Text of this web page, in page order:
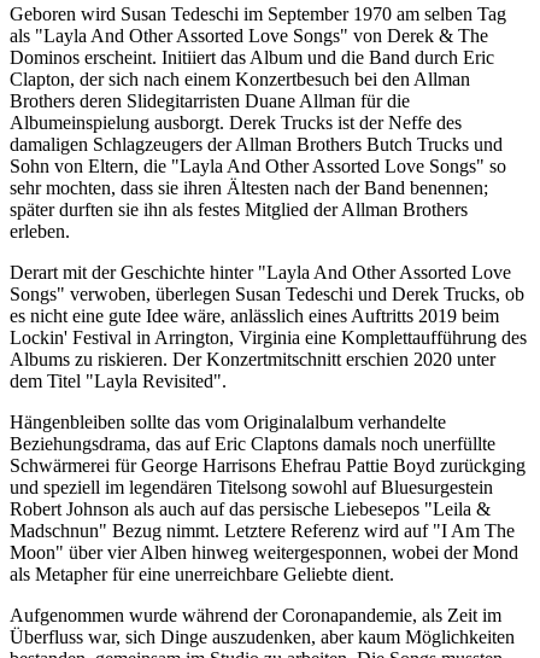
Geboren wird Susan Tedeschi im September 1970 am selben Tag
als "Layla And Other Assorted Love Songs" von Derek & The
Dominos erscheint. Initiiert das Album und die Band durch Eric
Clapton, der sich nach einem Konzertbesuch bei den Allman
Brothers deren Slidegitarristen Duane Allman für die
Albumeinspielung ausborgt. Derek Trucks ist der Neffe des
damaligen Schlagzeugers der Allman Brothers Butch Trucks und
Sohn von Eltern, die "Layla And Other Assorted Love Songs" so
sehr mochten, dass sie ihren Ältesten nach der Band benennen;
später durften sie ihn als festes Mitglied der Allman Brothers
erleben.
Derart mit der Geschichte hinter "Layla And Other Assorted Love
Songs" verwoben, überlegen Susan Tedeschi und Derek Trucks, ob
es nicht eine gute Idee wäre, anlässlich eines Auftritts 2019 beim
Lockin' Festival in Arrington, Virginia eine Komplettaufführung des
Albums zu riskieren. Der Konzertmitschnitt erschien 2020 unter
dem Titel "Layla Revisited".
Hängenbleiben sollte das vom Originalalbum verhandelte
Beziehungsdrama, das auf Eric Claptons damals noch unerfüllte
Schwärmerei für George Harrisons Ehefrau Pattie Boyd zurückging
und speziell im legendären Titelsong sowohl auf Bluesurgestein
Robert Johnson als auch auf das persische Liebesepos "Leila &
Madschnun" Bezug nimmt. Letztere Referenz wird auf "I Am The
Moon" über vier Alben hinweg weitergesponnen, wobei der Mond
als Metapher für eine unerreichbare Geliebte dient.
Aufgenommen wurde während der Coronapandemie, als Zeit im
Überfluss war, sich Dinge auszudenken, aber kaum Möglichkeiten